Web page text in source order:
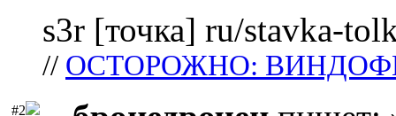
s3r [точка] ru/stavka-
// ОСТОРОЖНО:
#2